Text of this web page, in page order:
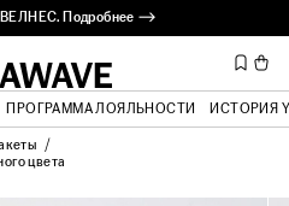
Подробнее ⟶
ПРОГРАММА ЛОЯЛЬНОСТИ ИСТОРИЯ
цвета